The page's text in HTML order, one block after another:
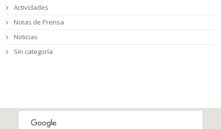
Actividades
Notas de Prensa
Noticias
Sin categoría